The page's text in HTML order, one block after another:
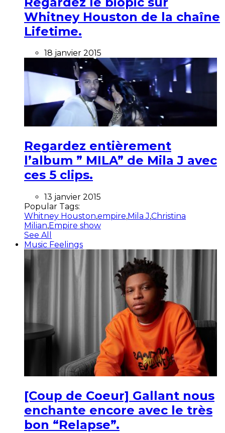
Whitney Houston de la chaîne
Lifetime.
18 janvier 2015
Regardez entièrement
l’album ” MILA” de Mila J avec
ces 5 clips.
13 janvier 2015
Popular Tags:
Whitney Houston,empire,Mila J,Christina
Milian,Empire show
See All
Music Feelings
[Coup de Coeur] Gallant nous
enchante encore avec le très
bon “Relapse”.